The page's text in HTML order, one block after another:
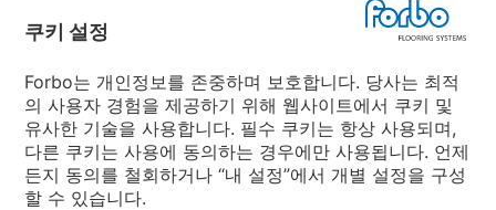
국가
국가 선택
쿠키 설정
Forbo는 개인정보를 존중하며 보호합니다. 당사는 최적
의 사용자 경험을 제공하기 위해 웹사이트에서 쿠키 및
유사한 기술을 사용합니다. 필수 쿠키는 항상 사용되며,
다른 쿠키는 사용에 동의하는 경우에만 사용됩니다. 언제
든지 동의를 철회하거나 “내 설정”에서 개별 설정을 구성
할 수 있습니다.